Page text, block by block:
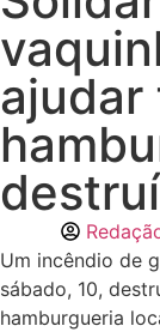
ajudar
Um incêndio de
sábado, 10,
hamburgueria